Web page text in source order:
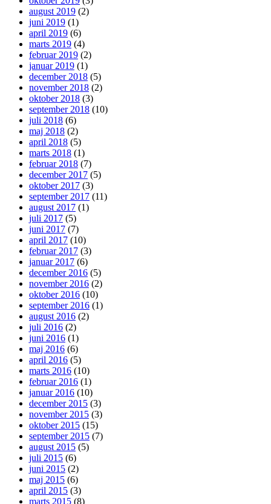
august 2019 (2)
juni 2019 (1)
april 2019 (6)
marts 2019 (4)
februar 2019 (2)
januar 2019 (1)
december 2018 (5)
november 2018 (2)
oktober 2018 (3)
september 2018 (10)
juli 2018 (6)
maj 2018 (2)
april 2018 (5)
marts 2018 (1)
februar 2018 (7)
december 2017 (5)
oktober 2017 (3)
september 2017 (11)
august 2017 (1)
juli 2017 (5)
juni 2017 (7)
april 2017 (10)
februar 2017 (3)
januar 2017 (6)
december 2016 (5)
november 2016 (2)
oktober 2016 (10)
september 2016 (1)
august 2016 (2)
juli 2016 (2)
juni 2016 (1)
maj 2016 (6)
april 2016 (5)
marts 2016 (10)
februar 2016 (1)
januar 2016 (10)
december 2015 (3)
november 2015 (3)
oktober 2015 (15)
september 2015 (7)
august 2015 (5)
juli 2015 (6)
juni 2015 (2)
maj 2015 (6)
april 2015 (3)
marts 2015 (8)